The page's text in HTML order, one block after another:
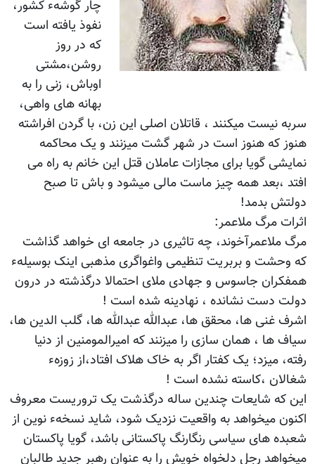
چار گوشهء کشور،
نفوذ یافته است
که در روز
روشن،مشتی
اوباش، زنی را به
بهانه های واهی،
سربه نیست میکنند ، قاتلان اصلی این زن، با گردن افراشته
هنوز که هنوز است در شهر گشت میزنند و یک محاکمه
نمایشی گویا برای مجازات عاملان قتل این خانم به راه می
افتد ،بعد همه چیز ماست مالی میشود و باش تا صبح
دولتش بدمد!
اثرات مرگ ملاعمر:
مرگ ملاعمرآخوند، چه تاثیری در جامعه ای خواهد گذاشت
که وحشت و بربریت تنظیمی واغواگری مذهبی اینک بوسیلهء
همفکران جاسوس و جهادی ملای احتمالا درگذشته در درون
دولت دست نشانده ، نهادینه شده است !
اشرف غنی ها، محقق ها، عبدالله عبدالله ها، گلب الدین ها،
سیاف ها ، همان سازی را میزنند که امیرالمومنین از دنیا
رفته، میزد؛ یک کفتار اگر به خاک هلاک افتاد،از زوزهء
شغالان ،کاسته نشده است !
این که شایعات چندین ساله درگذشت یک تروریست معروف
اکنون میخواهد به واقعیت نزدیک شود، شاید نسخهء نوین از
شعبده های سیاسی رنگارنگ پاکستانی باشد، گویا پاکستان
میخواهد رجل دلخواه خویش را به عنوان رهبر جدید طالبان